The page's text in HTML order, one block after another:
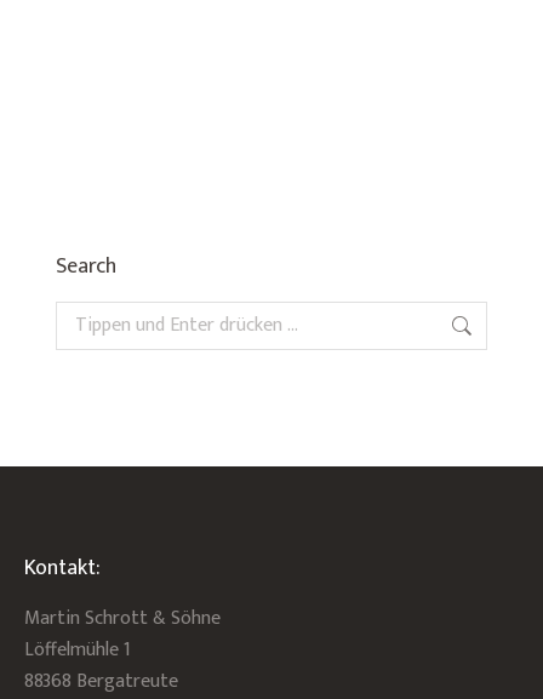
Search
Search:
Kontakt:
Martin Schrott & Söhne
Löffelmühle 1
88368 Bergatreute